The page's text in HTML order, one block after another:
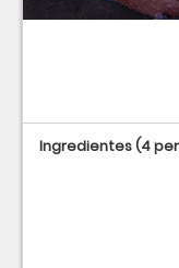
Ingredientes(4